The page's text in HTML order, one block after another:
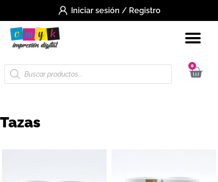
Iniciar sesión / Registro
0
Tazas